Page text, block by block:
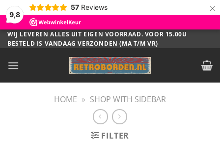
9,8
57 Reviews ×
Ga
naar
WIJ LEVEREN ALLES UIT EIGEN VOORRAAD. VOOR 15.00U
BESTELD IS VANDAAG VERZONDEN (MA T/M VR)
HOME » SHOP WITH SIDEBAR
FILTER